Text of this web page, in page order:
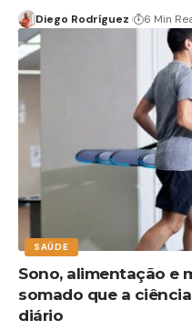
Diego Rodríguez 6 Min
SAÚDE
Sono, alimentação e
somado que a
diário